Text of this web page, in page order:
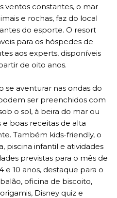
ventos constantes, o mar
e rochas, faz do local
do esporte. O resort
para os hóspedes de
aos experts, disponíveis
de oito anos.
se aventurar nas ondas do
ser preenchidos com
o sol, à beira do mar ou
boas receitas de alta
Também kids-friendly, o
piscina infantil e atividades
previstas para o mês de
e 10 anos, destaque para o
oficina de biscoito,
Disney quiz e